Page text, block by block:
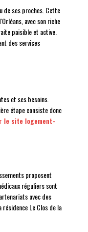
de ses proches. Cette
avec son riche
paisible et active.
des services
et ses besoins.
étape consiste donc
le site logement-
proposent
réguliers sont
avec des
Le Clos de la